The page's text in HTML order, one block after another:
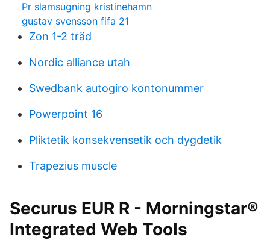
Pr slamsugning kristinehamn
gustav svensson fifa 21
Zon 1-2 träd
Nordic alliance utah
Swedbank autogiro kontonummer
Powerpoint 16
Pliktetik konsekvensetik och dygdetik
Trapezius muscle
Securus EUR R - Morningstar®
Integrated Web Tools